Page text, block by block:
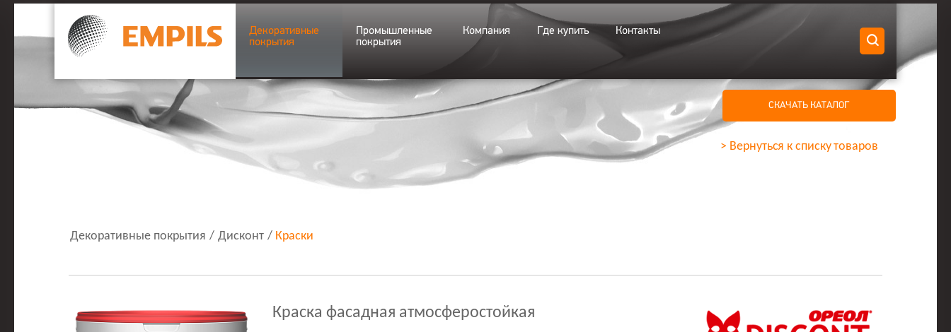
Декоративные
покрытия
Промышленные
покрытия
Компания Где купить Контакты
Декоративные покрытия / Дисконт / Краски
СКАЧАТЬ КАТАЛОГ
> Вернуться к списку товаров
Краска фасадная атмосферостойкая